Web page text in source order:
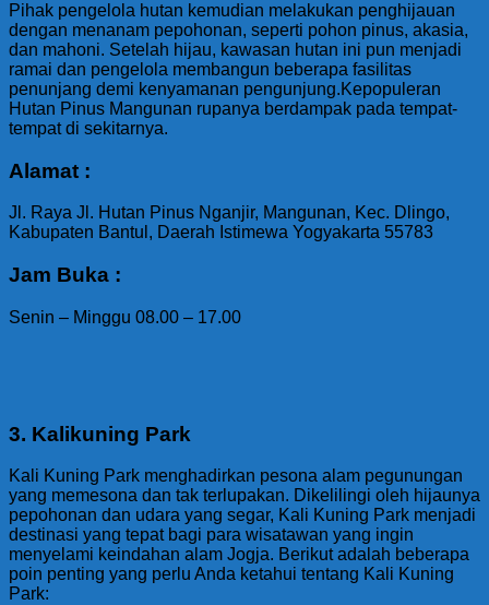
Pihak pengelola hutan kemudian melakukan penghijauan
dengan menanam pepohonan, seperti pohon pinus, akasia,
dan mahoni. Setelah hijau, kawasan hutan ini pun menjadi
ramai dan pengelola membangun beberapa fasilitas
penunjang demi kenyamanan pengunjung.Kepopuleran
Hutan Pinus Mangunan rupanya berdampak pada tempat-
tempat di sekitarnya.
Alamat :
Jl. Raya Jl. Hutan Pinus Nganjir, Mangunan, Kec. Dlingo,
Kabupaten Bantul, Daerah Istimewa Yogyakarta 55783
Jam Buka :
Senin – Minggu 08.00 – 17.00
3. Kalikuning Park
Kali Kuning Park menghadirkan pesona alam pegunungan
yang memesona dan tak terlupakan. Dikelilingi oleh hijaunya
pepohonan dan udara yang segar, Kali Kuning Park menjadi
destinasi yang tepat bagi para wisatawan yang ingin
menyelami keindahan alam Jogja. Berikut adalah beberapa
poin penting yang perlu Anda ketahui tentang Kali Kuning
Park: